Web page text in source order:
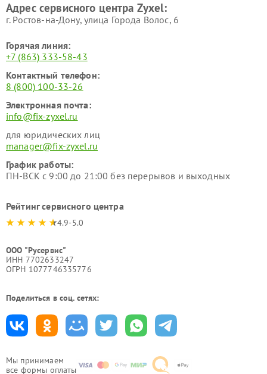
Мы принимаем
все формы оплаты
Адрес сервисного центра Zyxel:
г. Ростов-на-Дону, улица Города Волос, 6
Горячая линия:
+7 (863) 333-58-43
Контактный телефон:
8 (800) 100-33-26
Электронная почта:
info@fix-zyxel.ru
для юридических лиц
manager@fix-zyxel.ru
График работы:
ПН-ВСК с 9:00 до 21:00 без перерывов и выходных
Рейтинг сервисного центра
4.9-5.0
ООО "Русервис"
ИНН 7702633247
ОГРН 1077746335776
Поделиться в соц. сетях: